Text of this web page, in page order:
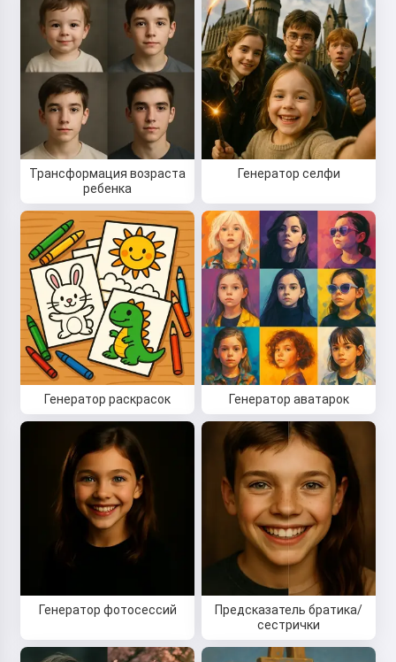
Трансформация возраста
ребенка
Генератор селфи
Генератор раскрасок Генератор аватарок
Генератор фотосессий
Предсказатель братика/
сестрички
Привет! Я Сторико 👋
Я рассказываю волшебные
сказки на ночь для ваших детей
🌟
Прочитать сказку
Начиная использовать сервис, вы принимаете:
Условия использования, Политика
конфиденциальности
Политика возврата